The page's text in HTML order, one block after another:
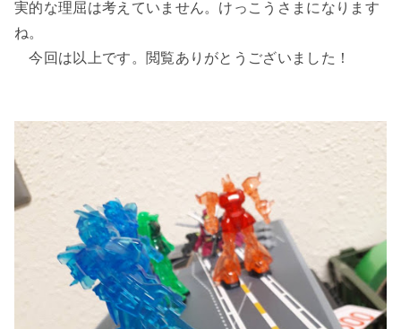
実的な理屈は考えていません。けっこうさまになります
ね。
今回は以上です。閲覧ありがとうございました！